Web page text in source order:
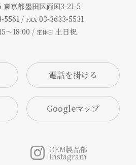
東京都墨田区両国3-21-5
5561 / FAX03-3633-5531
～18:00 / 定休日 土日祝
Googleマップ
OEM製品部
Instagram